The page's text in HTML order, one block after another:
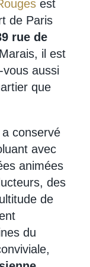
est
de Paris
rue de
il est
vous aussi
que
conservé
avec
animées
des
de
du